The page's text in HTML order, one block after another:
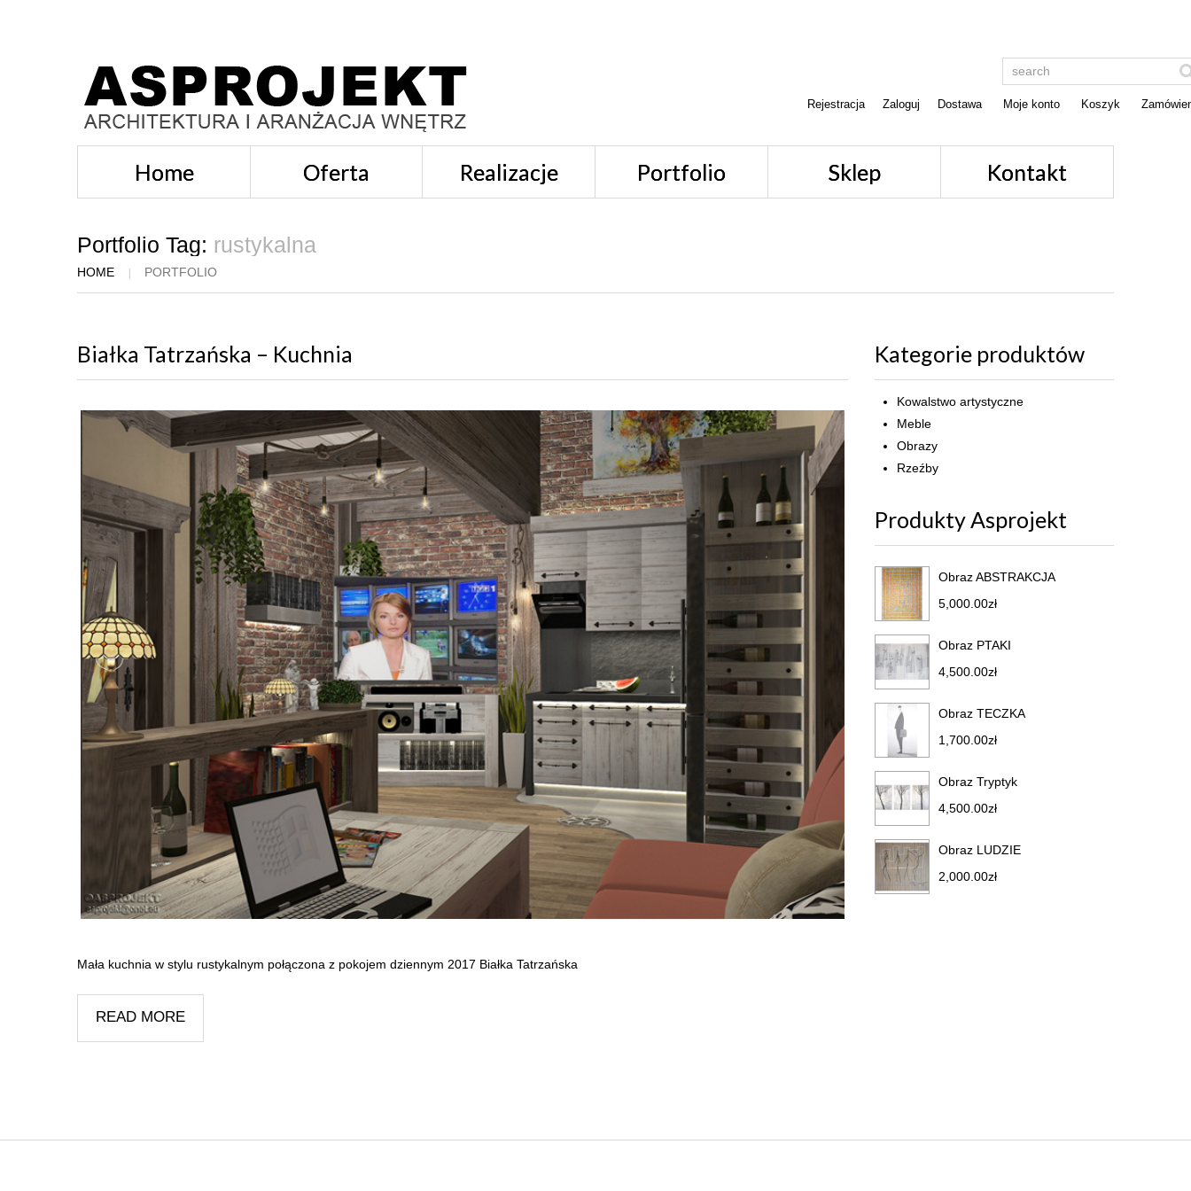
Rejestracja Zaloguj Dostawa Moje konto Koszyk
Home Oferta Realizacje Portfolio Sklep Kontakt
Portfolio Tag: rustykalna
HOME PORTFOLIO
Białka Tatrzańska – Kuchnia
Mała kuchnia w stylu rustykalnym połączona z pokojem dziennym 2017 Białka Tatrzańska
READ MORE
Kategorie produktów
Kowalstwo artystyczne
Meble
Obrazy
Rzeźby
Produkty Asprojekt
Obraz ABSTRAKCJA
5,000.00zł
Obraz PTAKI
4,500.00zł
Obraz TECZKA
1,700.00zł
Obraz Tryptyk
4,500.00zł
Obraz LUDZIE
2,000.00zł